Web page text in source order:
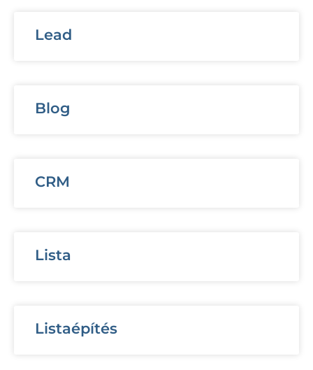
Lead
Blog
CRM
Lista
Listaépítés